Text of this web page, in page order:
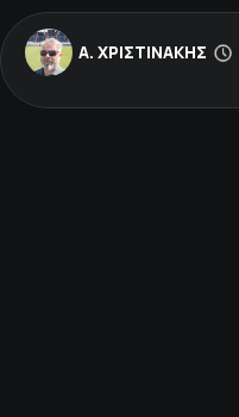
Α. ΧΡΙΣΤΙΝΆΚΗΣ